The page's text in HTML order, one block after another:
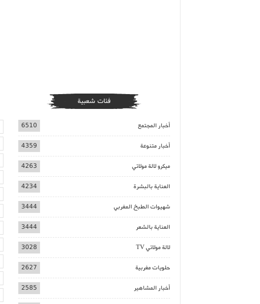
فئات شعبية
أخبار المجتمع 6510
أخبار متنوعة 4359
ميكرو لالة مولاتي 4263
العناية بالبشرة 4234
شهيوات الطبخ المغربي 3444
العناية بالشعر 3444
لالة مولاتي TV 3028
حلويات مغربية 2627
أخبار المشاهير 2585